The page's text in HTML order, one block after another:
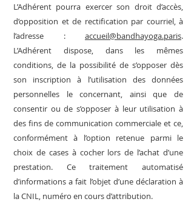
L’Adhérent pourra exercer son droit d’accès,
d’opposition et de rectification par courriel, à
l’adresse : accueil@bandhayoga.paris.
L’Adhérent dispose, dans les mêmes
conditions, de la possibilité de s’opposer dès
son inscription à l’utilisation des données
personnelles le concernant, ainsi que de
consentir ou de s’opposer à leur utilisation à
des fins de communication commerciale et ce,
conformément à l’option retenue parmi le
choix de cases à cocher lors de l’achat d’une
prestation. Ce traitement automatisé
d’informations a fait l’objet d’une déclaration à
la CNIL, numéro en cours d’attribution.